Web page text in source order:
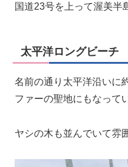
国道23号を上って渥美半
太平洋ロングビーチ
名前の通り太平洋沿いに
ファーの聖地にもなって
ヤシの木も並んでいて雰